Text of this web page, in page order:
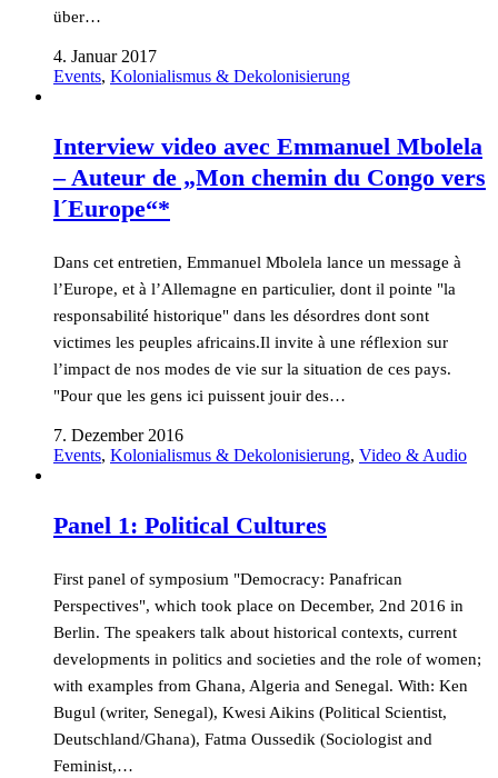
über…
4. Januar 2017
Events, Kolonialismus & Dekolonisierung
Interview video avec Emmanuel Mbolela
– Auteur de „Mon chemin du Congo vers
l´Europe“*
Dans cet entretien, Emmanuel Mbolela lance un message à
l’Europe, et à l’Allemagne en particulier, dont il pointe "la
responsabilité historique" dans les désordres dont sont
victimes les peuples africains.Il invite à une réflexion sur
l’impact de nos modes de vie sur la situation de ces pays.
"Pour que les gens ici puissent jouir des…
7. Dezember 2016
Events, Kolonialismus & Dekolonisierung, Video & Audio
Panel 1: Political Cultures
First panel of symposium "Democracy: Panafrican
Perspectives", which took place on December, 2nd 2016 in
Berlin. The speakers talk about historical contexts, current
developments in politics and societies and the role of women;
with examples from Ghana, Algeria and Senegal. With: Ken
Bugul (writer, Senegal), Kwesi Aikins (Political Scientist,
Deutschland/Ghana), Fatma Oussedik (Sociologist and
Feminist,…